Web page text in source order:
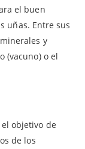
el buen
uñas. Entre sus
y
(vacuno) o el
el objetivo de
de los